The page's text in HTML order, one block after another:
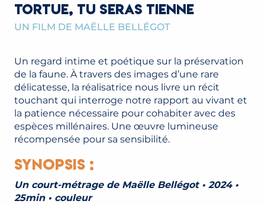
TORTUE, TU SERAS TIENNE
UN FILM DE MAËLLE BELLÉGOT
Un regard intime et poétique sur la préservation
de la faune. À travers des images d’une rare
délicatesse, la réalisatrice nous livre un récit
touchant qui interroge notre rapport au vivant et
la patience nécessaire pour cohabiter avec des
espèces millénaires. Une œuvre lumineuse
récompensée pour sa sensibilité.
Synopsis :
Un court-métrage de Maëlle Bellégot • 2024 •
25min • couleur